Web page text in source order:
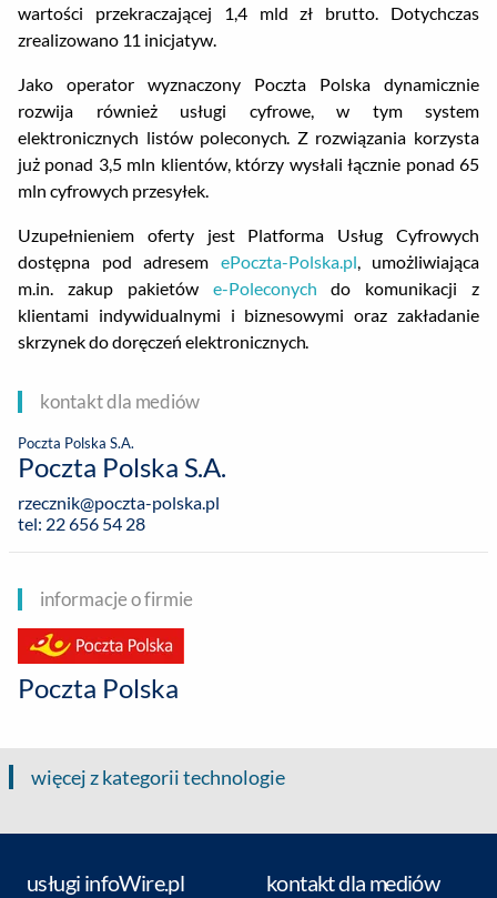
wartości przekraczającej 1,4 mld zł brutto. Dotychczas
zrealizowano 11 inicjatyw.
Jako operator wyznaczony Poczta Polska dynamicznie
rozwija również usługi cyfrowe, w tym system
elektronicznych listów poleconych. Z rozwiązania korzysta
już ponad 3,5 mln klientów, którzy wysłali łącznie ponad 65
mln cyfrowych przesyłek.
Uzupełnieniem oferty jest Platforma Usług Cyfrowych
dostępna pod adresem ePoczta-Polska.pl, umożliwiająca
m.in. zakup pakietów e-Poleconych do komunikacji z
klientami indywidualnymi i biznesowymi oraz zakładanie
skrzynek do doręczeń elektronicznych.
kontakt dla mediów
Poczta Polska S.A.
Poczta Polska S.A.
rzecznik@poczta-polska.pl
tel: 22 656 54 28
informacje o firmie
Poczta Polska
więcej z kategorii technologie
usługi infoWire.pl kontakt dla mediów